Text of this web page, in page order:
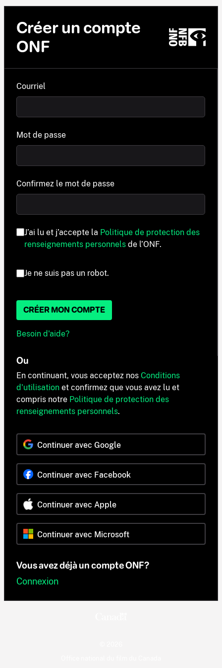
Créer un compte
ONF
Courriel
Mot de passe
Confirmez le mot de passe
J’ai lu et j’accepte la Politique de protection des
renseignements personnels de l’ONF.
Je ne suis pas un robot.
CRÉER MON COMPTE
Besoin d'aide?
Ou
En continuant, vous acceptez nos Conditions
d'utilisation et confirmez que vous avez lu et
compris notre Politique de protection des
renseignements personnels.
Continuer avec Google
Continuer avec Facebook
Continuer avec Apple
Continuer avec Microsoft
Vous avez déjà un compte ONF?
Connexion